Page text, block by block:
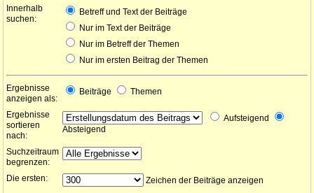
Innerhalb
suchen:
Betreff und Text der Beiträge
Nur im Text der Beiträge
Nur im Betreff der Themen
Nur im ersten Beitrag der Themen
Ergebnisse
anzeigen als:
Beiträge Themen
Ergebnisse
sortieren
nach:
Aufsteigend
Absteigend
Suchzeitraum
begrenzen:
Die ersten:
Zeichen der Beiträge anzeigen